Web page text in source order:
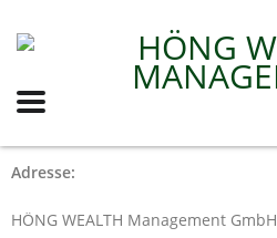
Adresse:
HÖNG WEALTH Management GmbH